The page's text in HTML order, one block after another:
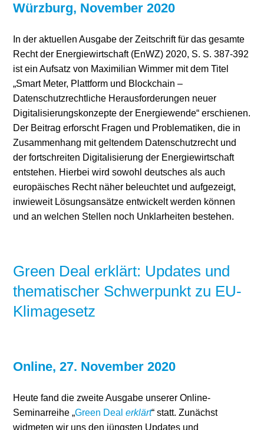
Würzburg, November 2020
In der aktuellen Ausgabe der Zeitschrift für das gesamte
Recht der Energiewirtschaft (EnWZ) 2020, S. S. 387-392
ist ein Aufsatz von Maximilian Wimmer mit dem Titel
„Smart Meter, Plattform und Blockchain –
Datenschutzrechtliche Herausforderungen neuer
Digitalisierungskonzepte der Energiewende“ erschienen.
Der Beitrag erforscht Fragen und Problematiken, die in
Zusammenhang mit geltendem Datenschutzrecht und
der fortschreiten Digitalisierung der Energiewirtschaft
entstehen. Hierbei wird sowohl deutsches als auch
europäisches Recht näher beleuchtet und aufgezeigt,
inwieweit Lösungsansätze entwickelt werden können
und an welchen Stellen noch Unklarheiten bestehen.
Green Deal erklärt: Updates und
thematischer Schwerpunkt zu EU-
Klimagesetz
Online, 27. November 2020
Heute fand die zweite Ausgabe unserer Online-
Seminarreihe „Green Deal erklärt“ statt. Zunächst
widmeten wir uns den jüngsten Updates und